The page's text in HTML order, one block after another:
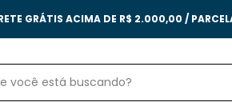
GRÁTIS ACIMA DE R$ 2.000,00 /